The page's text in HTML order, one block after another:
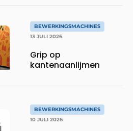
BEWERKINGSMACHINES
13 JULI 2026
Grip op
kantenaanlijmen
BEWERKINGSMACHINES
10 JULI 2026